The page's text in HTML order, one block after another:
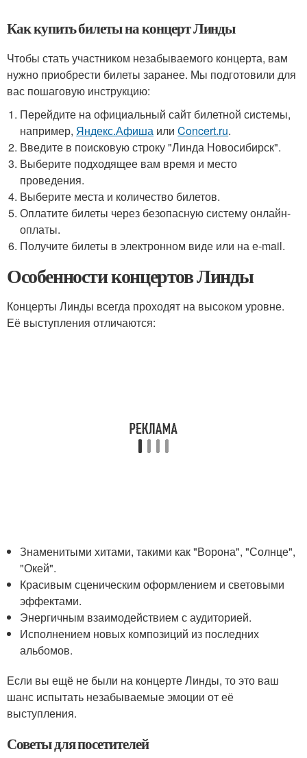
Как купить билеты на концерт Линды
Чтобы стать участником незабываемого концерта, вам
нужно приобрести билеты заранее. Мы подготовили для
вас пошаговую инструкцию:
Перейдите на официальный сайт билетной системы,
например, Яндекс.Афиша илиConcert.ru.
Введите в поисковую строку "Линда Новосибирск".
Выберите подходящее вам время и место
проведения.
Выберите места и количество билетов.
Оплатите билеты через безопасную систему онлайн-
оплаты.
Получите билеты в электронном виде или на е-mail.
Особенности концертов Линды
Концерты Линды всегда проходят на высоком уровне.
Её выступления отличаются:
Знаменитыми хитами, такими как "Ворона", "Солнце",
"Окей".
Красивым сценическим оформлением и световыми
эффектами.
Энергичным взаимодействием с аудиторией.
Исполнением новых композиций из последних
альбомов.
Если вы ещё не были на концерте Линды, то это ваш
шанс испытать незабываемые эмоции от её
выступления.
Советы для посетителей